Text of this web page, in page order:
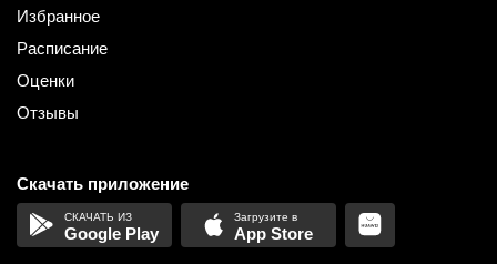
Избранное
Расписание
Оценки
Отзывы
Скачать приложение
Google Play App Store